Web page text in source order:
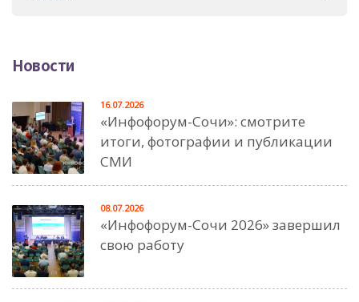
Новости
«Инфофорум-Сочи»: смотрите
итоги, фотографии и публикации
СМИ
16.07.2026
«Инфофорум-Сочи 2026» завершил
свою работу
08.07.2026